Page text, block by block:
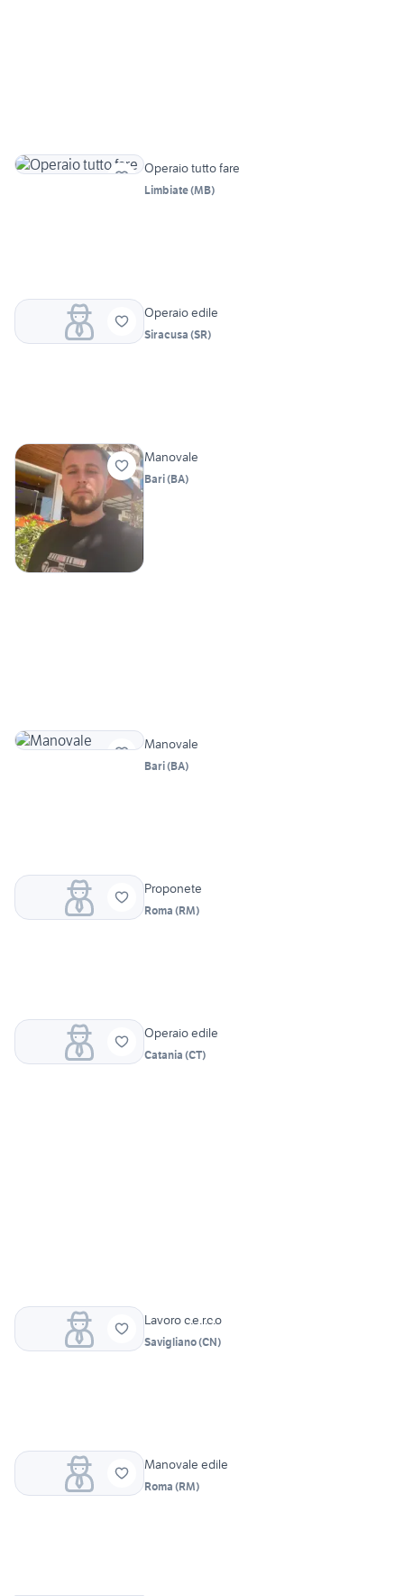
Operaio tutto fare
Limbiate(MB)
Operaio edile
Siracusa (SR)
Manovale
Bari(BA)
Manovale
Bari(BA)
Proponete
Roma (RM)
Operaio edile
Catania (CT)
Lavoro c.e.r.c.o
Savigliano(CN)
Manovale edile
Roma (RM)